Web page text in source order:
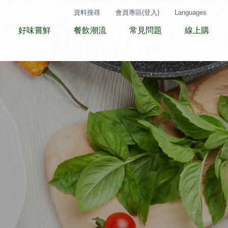
好味嘗鮮 餐飲潮流 常見問題 線上購
資料搜尋 會員專區(登入) Languages